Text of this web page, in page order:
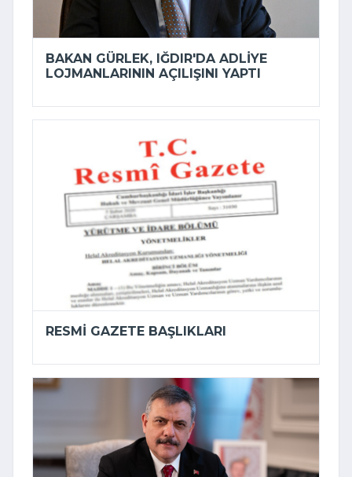
BAKAN GÜRLEK, IĞDIR'DA ADLIYE
LOJMANLARININ AÇILIŞINI YAPTI
RESMI GAZETE BAŞLIKLARI